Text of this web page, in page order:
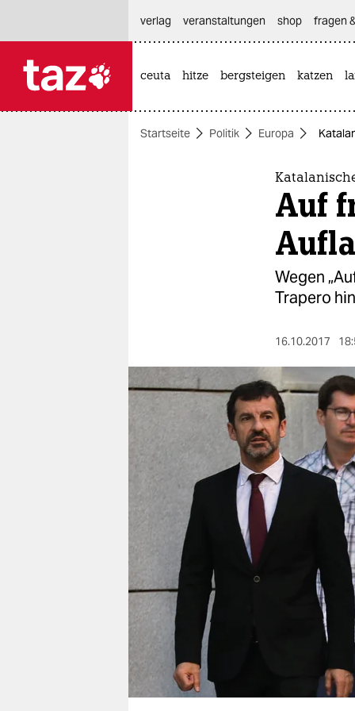
themen
nord
verlag
verlag
veranstaltungen
shop
fragen & hilfe
unterstützen
abo
genossenschaft
verlag
veranstaltungen shop fragen
ceuta hitze bergsteigen katzen
Startseite Politik Europa
Auf
Wegen
Trapero
16.10.2017